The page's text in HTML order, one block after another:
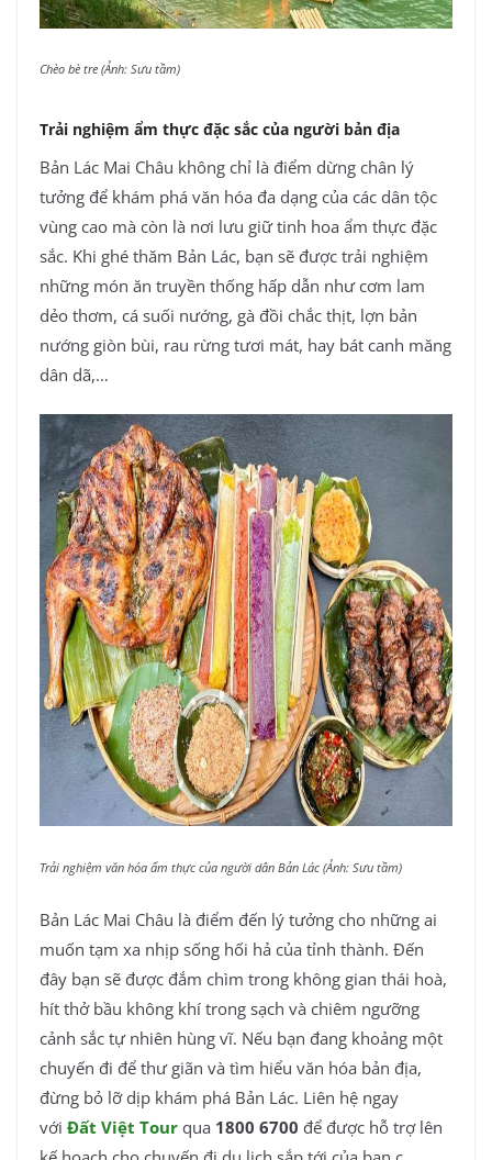
Chèo bè tre (Ảnh: Sưu tầm)
Trải nghiệm ẩm thực đặc sắc của người bản địa
Bản Lác Mai Châu không chỉ là điểm dừng chân lý
tưởng để khám phá văn hóa đa dạng của các dân tộc
vùng cao mà còn là nơi lưu giữ tinh hoa ẩm thực đặc
sắc. Khi ghé thăm Bản Lác, bạn sẽ được trải nghiệm
những món ăn truyền thống hấp dẫn như cơm lam
dẻo thơm, cá suối nướng, gà đồi chắc thịt, lợn bản
nướng giòn bùi, rau rừng tươi mát, hay bát canh măng
dân dã,…
Trải nghiệm văn hóa ẩm thực của người dân Bản Lác (Ảnh: Sưu tầm)
Bản Lác Mai Châu là điểm đến lý tưởng cho những ai
muốn tạm xa nhịp sống hối hả của tỉnh thành. Đến
đây bạn sẽ được đắm chìm trong không gian thái hoà,
hít thở bầu không khí trong sạch và chiêm ngưỡng
cảnh sắc tự nhiên hùng vĩ. Nếu bạn đang khoảng một
chuyến đi để thư giãn và tìm hiểu văn hóa bản địa,
đừng bỏ lỡ dịp khám phá Bản Lác. Liên hệ ngay
với Đất Việt Tour qua 1800 6700 để được hỗ trợ lên